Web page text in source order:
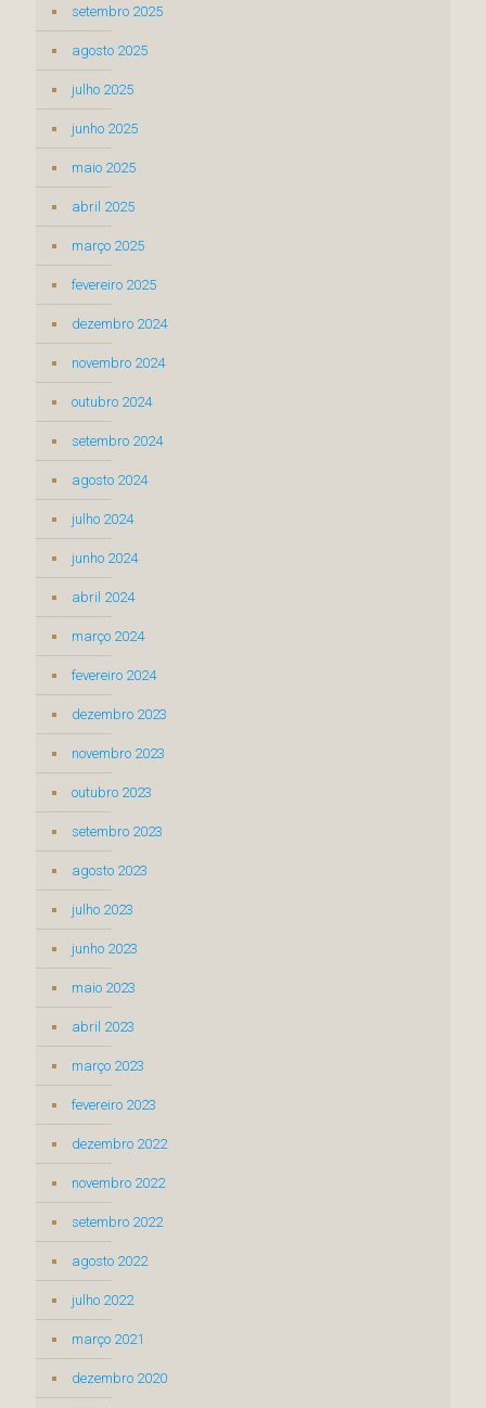
setembro 2025
agosto 2025
julho 2025
junho 2025
maio 2025
abril 2025
março 2025
fevereiro 2025
dezembro 2024
novembro 2024
outubro 2024
setembro 2024
agosto 2024
julho 2024
junho 2024
abril 2024
março 2024
fevereiro 2024
dezembro 2023
novembro 2023
outubro 2023
setembro 2023
agosto 2023
julho 2023
junho 2023
maio 2023
abril 2023
março 2023
fevereiro 2023
dezembro 2022
novembro 2022
setembro 2022
agosto 2022
julho 2022
março 2021
dezembro 2020